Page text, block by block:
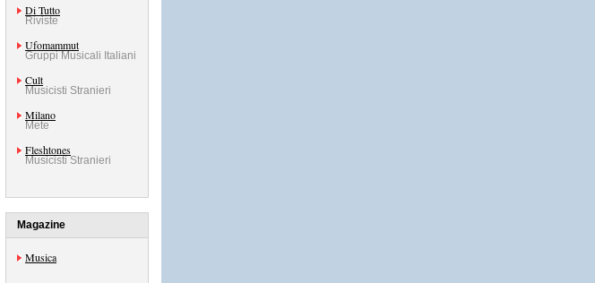
Di Tutto
Riviste
Ufomammut
Gruppi Musicali Italiani
Cult
Musicisti Stranieri
Milano
Mete
Fleshtones
Musicisti Stranieri
Magazine
Musica